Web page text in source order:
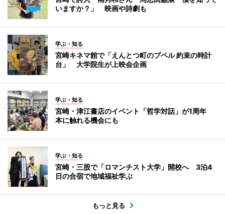
いますか？」 映画や詩劇も
学ぶ・知る
宮崎キネマ館で「えんとつ町のプペル 約束の時計
台」 大学院生が上映会企画
学ぶ・知る
宮崎・津江書店のイベント「哲学対話」が1周年
本に触れる機会にも
学ぶ・知る
宮崎・三股で「ロマンチスト大学」開校へ 3泊4
日の合宿で地域福祉学ぶ
もっと見る